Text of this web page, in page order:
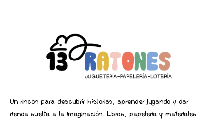
Un rincón para descubrir historias, aprender jugando y dar
rienda suelta a la imaginación. Libros, papelería y materiales